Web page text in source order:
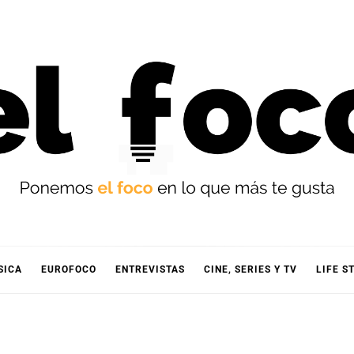
EUROFOCO ENTREVISTAS CINE, SERIES Y TV LIFE